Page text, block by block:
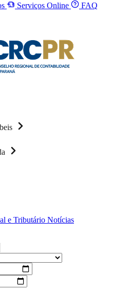
Serviços Online FAQ
e Tributário Notícias